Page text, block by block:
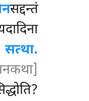
सद्दन्तं
सत्था.